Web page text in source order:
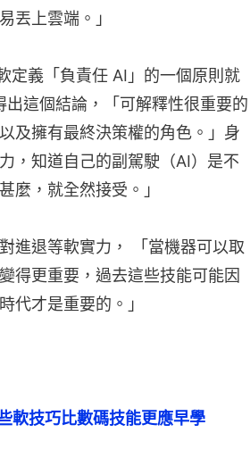
丟上雲端。」
定義「負責任 AI」的一個原則就
這個結論，「可解釋性很重要的
及擁有最終決策權的角色。」身
，知道自己的副駕駛（AI）是不
麼，就全然接受。」
進退等軟實力， 「當機器可以取
得更重要，過去這些技能可能因
代才是重要的。」
軟技巧比數碼技能更應早學